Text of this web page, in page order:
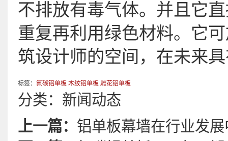
不排放有毒气体。并且它
重复再利用绿色材料。它
筑设计师的空间，在未来
标签： 氟碳铝单板 木纹铝单板 雕花铝单板
分类： 新闻动态
上一篇： 铝单板幕墙在行业发